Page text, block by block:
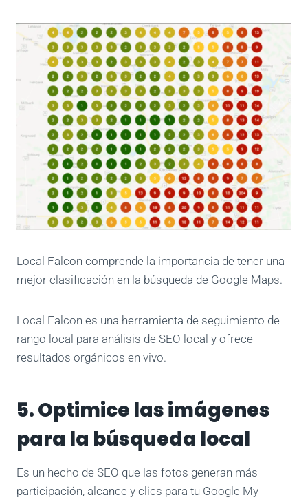
Local Falcon comprende la importancia de tener una
mejor clasificación en la búsqueda de Google Maps.
Local Falcon es una herramienta de seguimiento de
rango local para análisis de SEO local y ofrece
resultados orgánicos en vivo.
5. Optimice las imágenes
para la búsqueda local
Es un hecho de SEO que las fotos generan más
participación, alcance y clics para tu Google My